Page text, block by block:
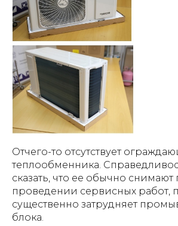
Отчего-то отсутствует
теплообменника.
сказать, что ее обычно снимают
проведении сервисных работ,
существенно затрудняет
блока.